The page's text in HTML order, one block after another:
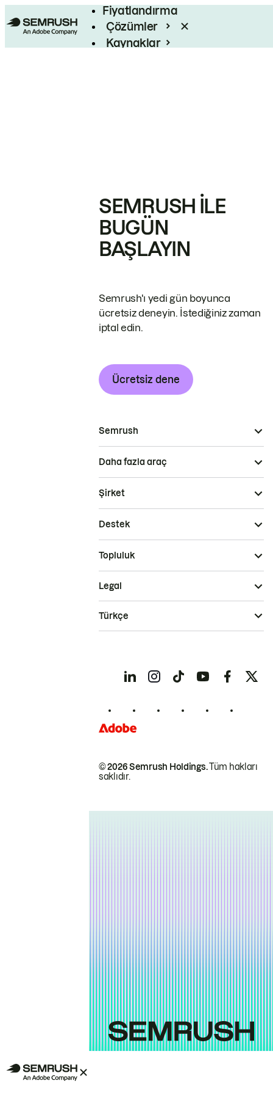
Fiyatlandırma
Çözümler
Kaynaklar
SEMRUSH ILE
BUGÜN
BAŞLAYIN
Semrush'ı yedi gün boyunca
ücretsiz deneyin. İstediğiniz zaman
iptal edin.
Ücretsiz dene
Semrush
Daha fazla araç
Şirket
Destek
Topluluk
© 2026 Semrush Holdings.Tüm hakları
saklıdır.
Legal
Türkçe